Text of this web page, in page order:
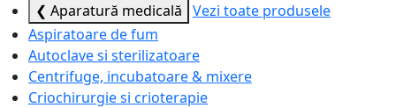
❮ Aparatură medicală Vezi toate produsele
Aspiratoare de fum
Autoclave si sterilizatoare
Centrifuge, incubatoare & mixere
Criochirurgie si crioterapie